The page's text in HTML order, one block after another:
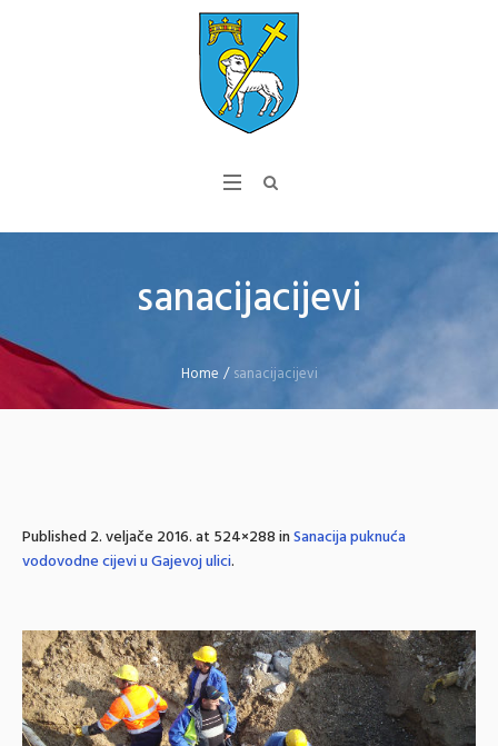
sanacijacijevi
Home /sanacijacijevi
Published2. veljače 2016.at 524×288 inSanacija puknuća
vodovodne cijevi u Gajevoj ulici.